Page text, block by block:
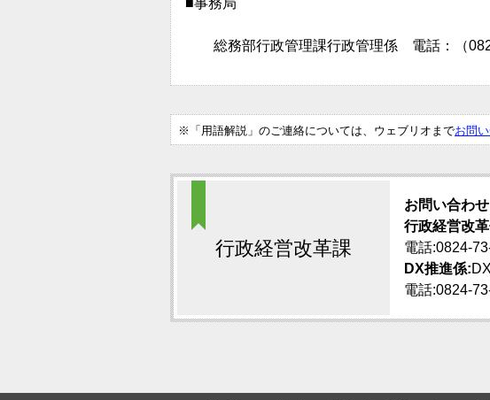
■事務局
総務部行政管理課行政管理係 電話：（
※「用語解説」のご連絡については、ウェブリオまでお問
行政経営改革課
お問い合わせ
行政経営改
電話:0824-
DX推進係:
電話:0824-